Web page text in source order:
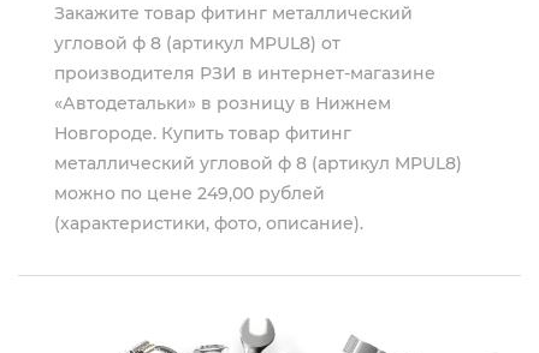
Закажите товар фитинг металлический
угловой ф 8 (артикул MPUL8) от
производителя РЗИ в интернет-магазине
«Автодетальки» в розницу в Нижнем
Новгороде. Купить товар фитинг
металлический угловой ф 8 (артикул MPUL8)
можно по цене 249,00 рублей
(характеристики, фото, описание).